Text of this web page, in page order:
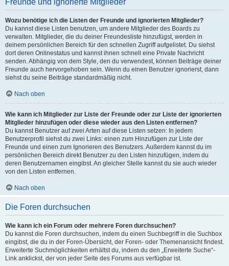
Freunde und ignorierte Mitglieder
Wozu benötige ich die Listen der Freunde und ignorierten Mitglieder?
Du kannst diese Listen benutzen, um andere Mitglieder des Boards zu
verwalten. Mitglieder, die du deiner Freundesliste hinzufügst, werden in
deinem persönlichen Bereich für den schnellen Zugriff aufgelistet. Du siehst
dort deren Onlinestatus und kannst ihnen schnell eine Private Nachricht
senden. Abhängig von dem Style, den du verwendest, können Beiträge deiner
Freunde auch hervorgehoben sein. Wenn du einen Benutzer ignorierst, dann
siehst du seine Beiträge standardmäßig nicht.
Nach oben
Wie kann ich Mitglieder zur Liste der Freunde oder zur Liste der ignorierten
Mitglieder hinzufügen oder diese wieder aus den Listen entfernen?
Du kannst Benutzer auf zwei Arten auf diese Listen setzen: In jedem
Benutzerprofil siehst du zwei Links: einen zum Hinzufügen zur Liste der
Freunde und einen zum Ignorieren des Benutzers. Außerdem kannst du im
persönlichen Bereich direkt Benutzer zu den Listen hinzufügen, indem du
deren Benutzernamen eingibst. An gleicher Stelle kannst du sie auch wieder
von den Listen entfernen.
Nach oben
Die Foren durchsuchen
Wie kann ich ein Forum oder mehrere Foren durchsuchen?
Du kannst die Foren durchsuchen, indem du einen Suchbegriff in die Suchbox
eingibst, die du in der Foren-Übersicht, der Foren- oder Themenansicht findest.
Erweiterte Suchmöglichkeiten erhältst du, indem du den „Erweiterte Suche“-
Link anklickst, der von jeder Seite des Forums aus verfügbar ist.